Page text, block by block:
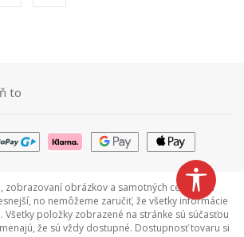
to
zobrazovaní obrázkov a samotných cenách sa
no nemôžeme zaručiť, že všetky informácie
Všetky položky zobrazené na stránke sú súčasťou
že sú vždy dostupné. Dostupnosť tovaru si